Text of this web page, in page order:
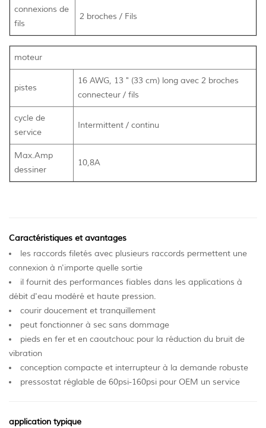
connexions de
fils
2 broches / Fils
moteur
pistes
16 AWG, 13 " (33 cm) long avec 2 broches
connecteur / fils
cycle de
service
Intermittent / continu
Max.Amp
dessiner
10,8A
Caractéristiques et avantages
les raccords filetés avec plusieurs raccords permettent une
connexion à n'importe quelle sortie
il fournit des performances fiables dans les applications à
débit d'eau modéré et haute pression.
courir doucement et tranquillement
peut fonctionner à sec sans dommage
pieds en fer et en caoutchouc pour la réduction du bruit de
vibration
conception compacte et interrupteur à la demande robuste
pressostat réglable de 60psi-160psi pour OEM un service
application typique